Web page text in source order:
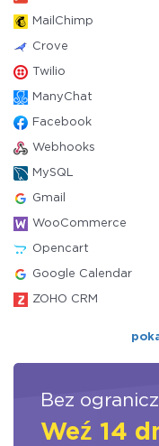
MailChimp
Crove
Twilio
ManyChat
Facebook
Webhooks
MySQL
Gmail
WooCommerce
Opencart
Google Calendar
ZOHO CRM
Bez
Weź 14